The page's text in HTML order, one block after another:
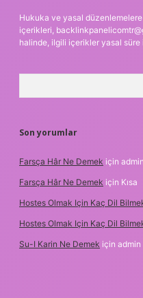
Hukuka ve yasal
içerikleri,
halinde, ilgili içerikler yasal süre
Son yorumlar
Farsça Hâr Ne Demek için admin
Farsça Hâr Ne Demek için Kısa
Hostes Olmak Için Kaç Dil
Hostes Olmak Için Kaç Dil
Su-I Karin Ne Demek için admin